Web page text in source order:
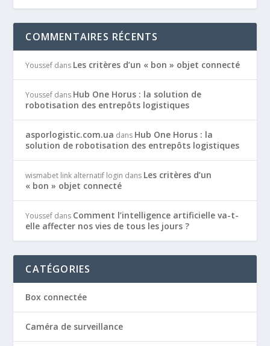
COMMENTAIRES RÉCENTS
Youssef dans Les critères d’un « bon » objet connecté
Youssef dans Hub One Horus : la solution de
robotisation des entrepôts logistiques
asporlogistic.com.ua dans Hub One Horus : la
solution de robotisation des entrepôts logistiques
wismabet link alternatif login dans Les critères d’un
« bon » objet connecté
Youssef dans Comment l’intelligence artificielle va-t-
elle affecter nos vies de tous les jours ?
CATÉGORIES
Box connectée
Caméra de surveillance